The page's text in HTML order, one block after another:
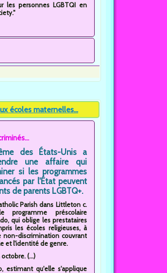
les personnes LGBTQI en
écoles maternelles...
des États-Unis a
une affaire qui
si les programmes
par l'État peuvent
de parents LGBTQ+.
Parish dans Littleton c.
programme préscolaire
qui oblige les prestataires
les écoles religieuses, à
non-discrimination couvrant
et l'identité de genre.
(...)
estimant qu'elle s'applique